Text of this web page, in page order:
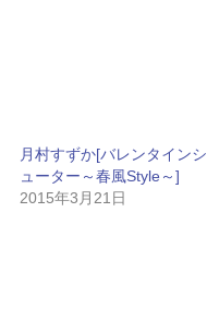
月村すずか[バレンタインシ
ューター～春風Style～]
2015年3月21日